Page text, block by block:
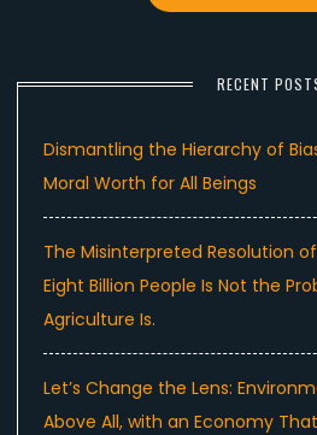
RECENT
Dismantling the Hierarchy of
Moral Worth for All Beings
The Misinterpreted Resolution
Eight Billion People Is Not the
Agriculture Is.
Let’s Change the Lens:
Above All, with an Economy